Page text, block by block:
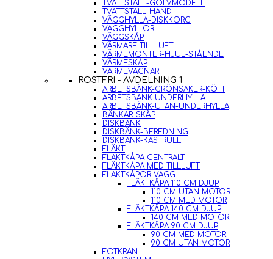
TVÄTTSTÄLL-GOLVMODELL
TVÄTTSTÄLL-HAND
VÄGGHYLLA-DISKKORG
VÄGGHYLLOR
VÄGGSKÅP
VÄRMARE-TILLLUFT
VÄRMEMONTER-HJUL-STÅENDE
VÄRMESKÅP
VÄRMEVAGNAR
ROSTFRI - AVDELNING 1
ARBETSBÄNK-GRÖNSAKER-KÖTT
ARBETSBÄNK-UNDERHYLLA
ARBETSBÄNK-UTAN-UNDERHYLLA
BÄNKAR-SKÅP
DISKBÄNK
DISKBÄNK-BEREDNING
DISKBÄNK-KASTRULL
FLÄKT
FLÄKTKÅPA CENTRALT
FLÄKTKÅPA MED TILLLUFT
FLÄKTKÅPOR VÄGG
FLÄKTKÅPA 110 CM DJUP
110 CM UTAN MOTOR
110 CM MED MOTOR
FLÄKTKÅPA 140 CM DJUP
140 CM MED MOTOR
FLÄKTKÅPA 90 CM DJUP
90 CM MED MOTOR
90 CM UTAN MOTOR
FOTKRAN